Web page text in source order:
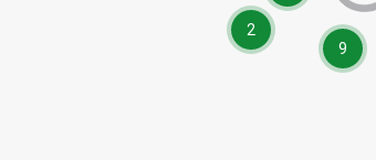
9
2